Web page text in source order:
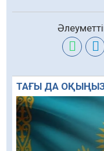
ТАҒЫ ДА